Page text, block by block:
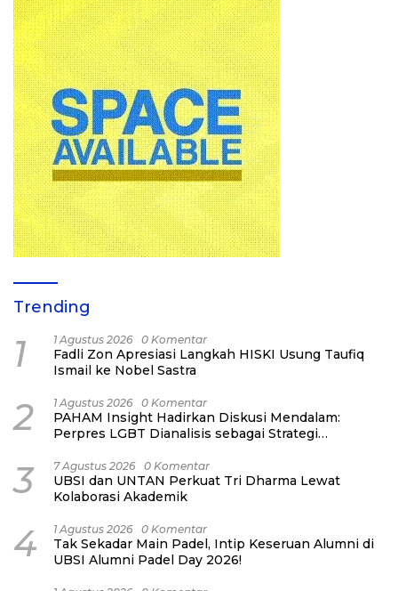
Trending
1 1 Agustus 2026 0 Komentar
Fadli Zon Apresiasi Langkah HISKI Usung Taufiq
Ismail ke Nobel Sastra
2 1 Agustus 2026 0 Komentar
PAHAM Insight Hadirkan Diskusi Mendalam:
Perpres LGBT Dianalisis sebagai Strategi
3 7 Agustus 2026 0 Komentar
UBSI dan UNTAN Perkuat Tri Dharma Lewat
Kolaborasi Akademik
4 1 Agustus 2026 0 Komentar
Tak Sekadar Main Padel, Intip Keseruan Alumni di
UBSI Alumni Padel Day 2026!